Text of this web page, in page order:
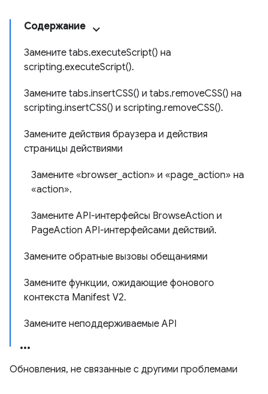
Содержание
Замените tabs.executeScript() на
scripting.executeScript().
Замените tabs.insertCSS() и tabs.removeCSS() на
scripting.insertCSS() и scripting.removeCSS().
Замените действия браузера и действия
страницы действиями
Замените «browser_action» и «page_action» на
«action».
Замените API-интерфейсы BrowseAction и
PageAction API-интерфейсами действий.
Замените обратные вызовы обещаниями
Замените функции, ожидающие фонового
контекста Manifest V2.
Замените неподдерживаемые API
Обновления, не связанные с другими проблемами